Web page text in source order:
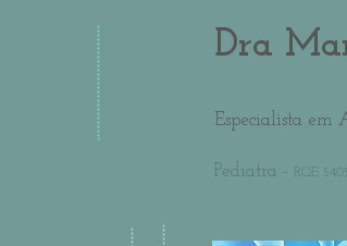
Dra
Especialista em
Pediatra - RQE